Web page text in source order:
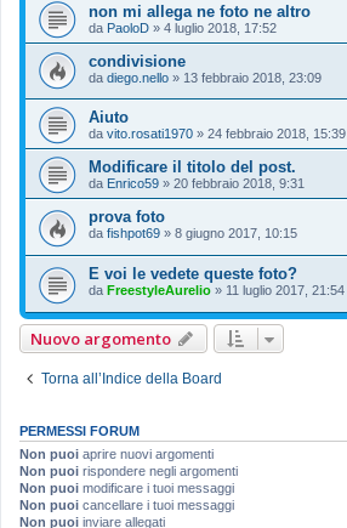
non mi allega ne foto ne altro
da PaoloD » 4 luglio 2018, 17:52
condivisione
da diego.nello » 13 febbraio 2018, 23:09
Aiuto
da vito.rosati1970 » 24 febbraio 2018, 15:39
Modificare il titolo del post.
da Enrico59 » 20 febbraio 2018, 9:31
prova foto
da fishpot69 » 8 giugno 2017, 10:15
E voi le vedete queste foto?
da FreestyleAurelio » 11 luglio 2017, 21:54
Nuovo argomento
Torna all’Indice della Board
PERMESSI FORUM
Non puoi aprire nuovi argomenti
Non puoi rispondere negli argomenti
Non puoi modificare i tuoi messaggi
Non puoi cancellare i tuoi messaggi
Non puoi inviare allegati